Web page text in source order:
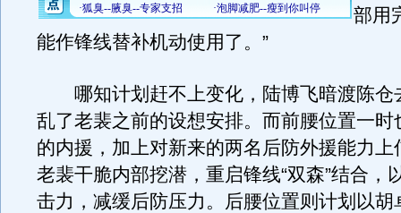
部用
能作锋线替补机动使用了。”
哪知计划赶不上变化，陆博飞暗渡陈仓
乱了老裴之前的设想安排。而前腰位置一时
的内援，加上对新来的两名后防外援能力上
老裴干脆内部挖潜，重启锋线“双森”结合，
击力，减缓后防压力。后腰位置则计划以胡